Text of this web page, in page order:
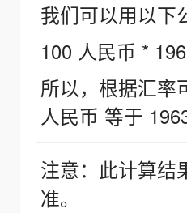
我们可以用以下
100 人民币 *
所以，根据汇率
人民币 等于
注意：此计算结
准。